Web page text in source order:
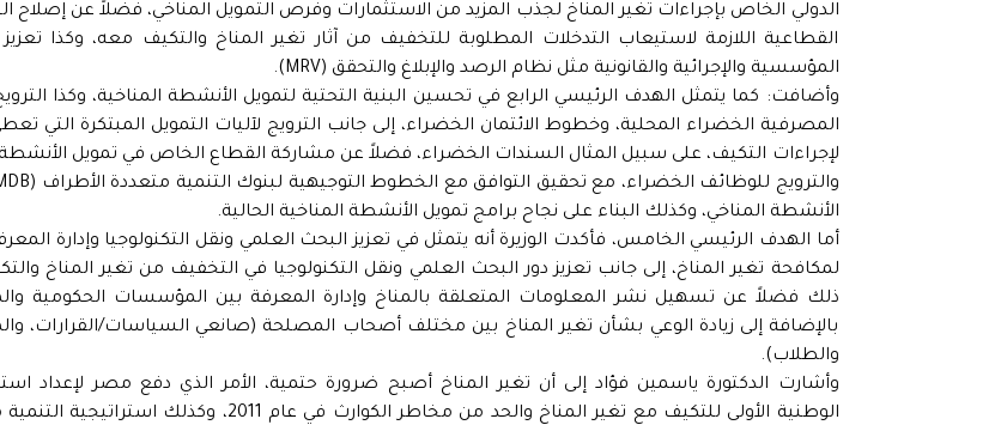
الدولي الخاص بإجراءات تغير المناخ لجذب المزيد من الاستثمارات وفرص التمويل المناخي، فضلاً عن إصلاح
القطاعية اللازمة لاستيعاب التدخلات المطلوبة للتخفيف من آثار تغير المناخ والتكيف معه، وكذا تعزيز
المؤسسية والإجرائية والقانونية مثل نظام الرصد والإبلاغ والتحقق (MRV).
وأضافت: كما يتمثل الهدف الرئيسي الرابع في تحسين البنية التحتية لتمويل الأنشطة المناخية، وكذا
المصرفية الخضراء المحلية، وخطوط الائتمان الخضراء، إلى جانب الترويج لآليات التمويل المبتكرة التي تعطي
لإجراءات التكيف، على سبيل المثال السندات الخضراء، فضلاً عن مشاركة القطاع الخاص في تمويل الأنشطة
الأنشطة المناخي، وكذلك البناء على نجاح برامج تمويل الأنشطة المناخية الحالية.
أما الهدف الرئيسي الخامس، فأكدت الوزيرة أنه يتمثل في تعزيز البحث العلمي ونقل التكنولوجيا وإدارة
لمكافحة تغير المناخ، إلى جانب تعزيز دور البحث العلمي ونقل التكنولوجيا في التخفيف من تغير المناخ
ذلك فضلاً عن تسهيل نشر المعلومات المتعلقة بالمناخ وإدارة المعرفة بين المؤسسات الحكومية
بالإضافة إلى زيادة الوعي بشأن تغير المناخ بين مختلف أصحاب المصلحة (صانعي السياسات/القرارات،
والطلاب).
وأشارت الدكتورة ياسمين فؤاد إلى أن تغير المناخ أصبح ضرورة حتمية، الأمر الذي دفع مصر لإعداد
الوطنية الأولى للتكيف مع تغير المناخ والحد من مخاطر الكوارث في عام 2011، وكذلك